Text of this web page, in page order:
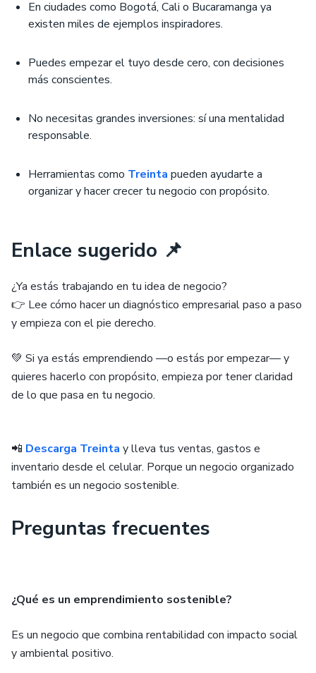
En ciudades como Bogotá, Cali o Bucaramanga ya
existen miles de ejemplos inspiradores.
Puedes empezar el tuyo desde cero, con decisiones
más conscientes.
No necesitas grandes inversiones: sí una mentalidad
responsable.
Herramientas como Treinta pueden ayudarte a
organizar y hacer crecer tu negocio con propósito.
Enlace sugerido 📌
¿Ya estás trabajando en tu idea de negocio?
👉 Lee cómo hacer un diagnóstico empresarial paso a paso
y empieza con el pie derecho.
💚 Si ya estás emprendiendo —o estás por empezar— y
quieres hacerlo con propósito, empieza por tener claridad
de lo que pasa en tu negocio.
📲 Descarga Treinta y lleva tus ventas, gastos e
inventario desde el celular. Porque un negocio organizado
también es un negocio sostenible.
Preguntas frecuentes
¿Qué es un emprendimiento sostenible?
Es un negocio que combina rentabilidad con impacto social
y ambiental positivo.